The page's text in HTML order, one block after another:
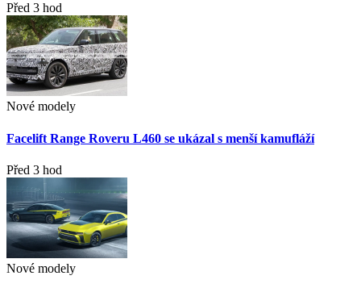
Před 3 hod
Nové modely
Facelift Range Roveru L460 se ukázal s menší kamufláží
Před 3 hod
Nové modely